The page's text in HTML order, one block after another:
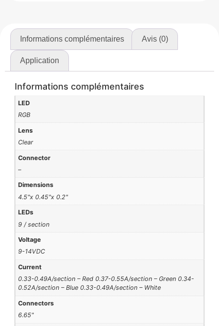
Informations complémentaires Avis (0)
Application
Informations complémentaires
LED
RGB
Lens
Clear
Connector
–
Dimensions
4.5"x 0.45"x 0.2"
LEDs
9 / section
Voltage
9-14VDC
Current
0.33-0.49A/section – Red 0.37-0.55A/section – Green 0.34-
0.52A/section – Blue 0.33-0.49A/section – White
Connectors
6.65"